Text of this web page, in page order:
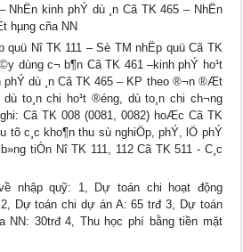
NhËn kinh phÝ dù ¸n Cã TK 465 – NhËn
hµng cña NN
quü Nî TK 111 – Sè TM nhËp quü Cã TK
dùng c¬ b¶n Cã TK 461 –kinh phÝ ho¹t
phÝ dù ¸n Cã TK 465 – KP theo ®¬n ®Æt
to¸n chi ho¹t ®éng, dù to¸n chi ch­¬ng
Cã TK 008 (0081, 0082) hoÆc Cã TK
tõ c¸c kho¶n thu sù nghiÖp, phÝ, lÖ phÝ
tiÒn Nî TK 111, 112 Cã TK 511 - C¸c
nhập quỹ: 1, Dự toán chi hoạt động
Dự toán chi dự án A: 65 trđ 3, Dự toán
NN: 30trđ 4, Thu học phí bằng tiền mặt